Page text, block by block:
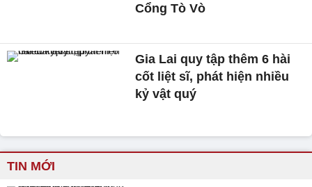
Cổng Tò Vò
Gia Lai quy tập thêm 6 hài
cốt liệt sĩ, phát hiện nhiều
kỷ vật quý
TIN MỚI